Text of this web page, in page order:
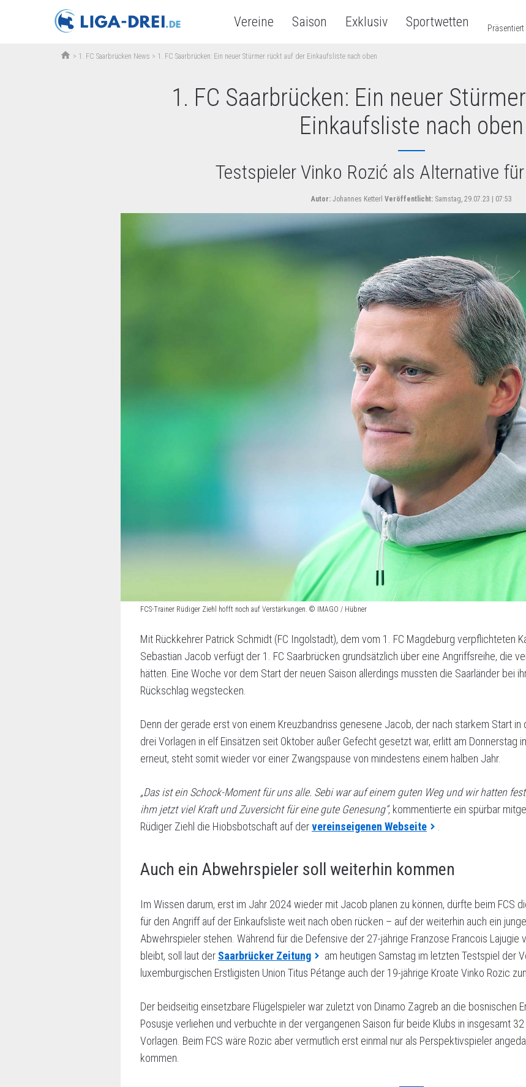
Vereine Saison Exklusiv Sportwetten Präsentiert
home > 1. FC Saarbrücken News > 1. FC Saarbrücken: Ein neuer Stürmer rückt auf der Einkaufsliste nach oben
1. FC Saarbrücken: Ein neuer
Einkaufsliste nach oben
Testspieler Vinko Rozić als Alternative
Autor: Johannes Ketterl Veröffentlicht: Samstag, 29.07.23 | 07:53
FCS-Trainer Rüdiger Ziehl hofft noch auf Verstärkungen. © IMAGO / Hübner
Mit Rückkehrer Patrick Schmidt (FC Ingolstadt), dem vom 1. FC Magdeburg verpflichteten
Sebastian Jacob verfügt der 1. FC Saarbrücken grundsätzlich über eine Angriffsreihe, die
hätten. Eine Woche vor dem Start der neuen Saison allerdings mussten die Saarländer bei
Rückschlag wegstecken.
Denn der gerade erst von einem Kreuzbandriss genesene Jacob, der nach starkem Start in
drei Vorlagen in elf Einsätzen seit Oktober außer Gefecht gesetzt war, erlitt am Donnerstag
erneut, steht somit wieder vor einer Zwangspause von mindestens einem halben Jahr.
„Das ist ein Schock-Moment für uns alle. Sebi war auf einem guten Weg und wir hatten
ihm jetzt viel Kraft und Zuversicht für eine gute Genesung“, kommentierte ein spürbar
Rüdiger Ziehl die Hiobsbotschaft auf dervereinseigenen Webseite
Auch ein Abwehrspieler soll weiterhin kommen
Im Wissen darum, erst im Jahr 2024 wieder mit Jacob planen zu können, dürfte beim FCS
für den Angriff auf der Einkaufsliste weit nach oben rücken – auf der weiterhin auch ein
Abwehrspieler stehen. Während für die Defensive der 27-jährige Franzose Francois Lajugie
bleibt, soll laut der Saarbrücker Zeitung
am heutigen Samstag im letzten Testspiel der
luxemburgischen Erstligisten Union Titus Pétange auch der 19-jährige Kroate Vinko Rozic
Der beidseitig einsetzbare Flügelspieler war zuletzt von Dinamo Zagreb an die bosnischen
Posusje verliehen und verbuchte in der vergangenen Saison für beide Klubs in insgesamt
Vorlagen. Beim FCS wäre Rozic aber vermutlich erst einmal nur als Perspektivspieler
kommen.